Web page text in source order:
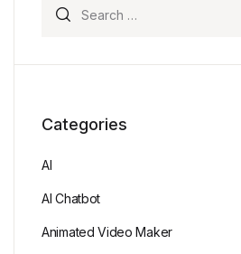
Categories
AI
AI Chatbot
Animated Video Maker